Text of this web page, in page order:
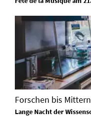
Forschen bis
Lange Nacht der